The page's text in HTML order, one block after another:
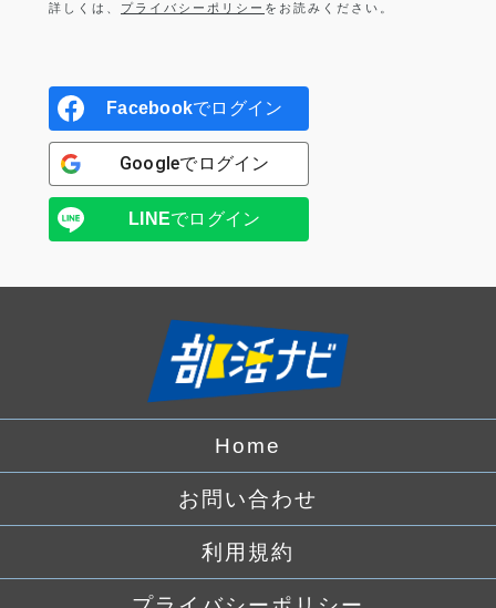
詳しくは、 プライバシーポリシー をお読みください。
Facebookでログイン
Googleでログイン
LINEでログイン
Home
お問い合わせ
利用規約